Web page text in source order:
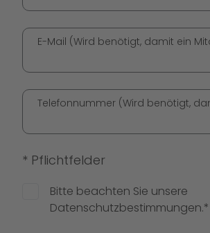
* Pflichtfelder
Bitte beachten Sie unsere
Datenschutzbestimmungen.*